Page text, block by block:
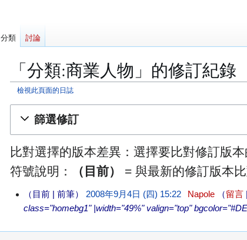
「分類:商業人物」的修訂紀錄
檢視此頁面的日誌
導
覽
搜
尋
篩選修訂
比對選擇的版本差異：選擇要比對修訂版
符號說明：
（目前） = 與最新的修訂版本比
8
目前 前筆 2008年9月4日 (四) 15:22 Napole 留言
class="homebg1" |width="49%" valign="top"
分類 討論